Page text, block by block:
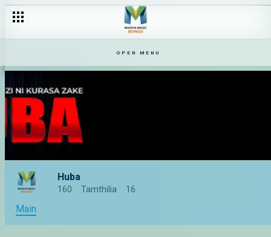
OPEN MENU
Huba
160 Tamthilia 16
Main